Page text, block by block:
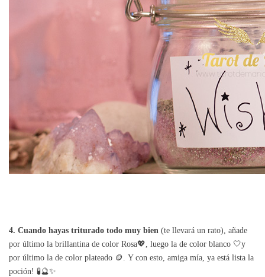
4. Cuando hayas triturado todo muy bien (te llevará un rato), añade
por último la brillantina de color Rosa💖, luego la de color blanco 🤍y
por último la de color plateado 🪙. Y con esto, amiga mía, ya está lista la
poción! 🧪🔮✨